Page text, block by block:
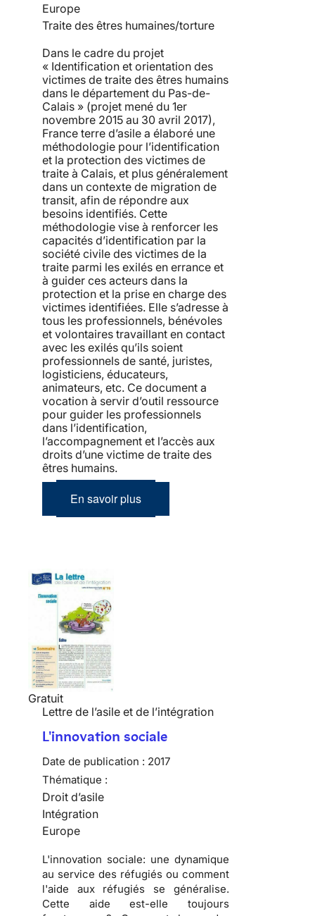
Europe
Traite des êtres humaines/torture
Dans le cadre du projet
« Identification et orientation des
victimes de traite des êtres humains
dans le département du Pas-de-
Calais » (projet mené du 1er
novembre 2015 au 30 avril 2017),
France terre d’asile a élaboré une
méthodologie pour l’identification
et la protection des victimes de
traite à Calais, et plus généralement
dans un contexte de migration de
transit, afin de répondre aux
besoins identifiés. Cette
méthodologie vise à renforcer les
capacités d’identification par la
société civile des victimes de la
traite parmi les exilés en errance et
à guider ces acteurs dans la
protection et la prise en charge des
victimes identifiées. Elle s’adresse à
tous les professionnels, bénévoles
et volontaires travaillant en contact
avec les exilés qu’ils soient
professionnels de santé, juristes,
logisticiens, éducateurs,
animateurs, etc. Ce document a
vocation à servir d’outil ressource
pour guider les professionnels
dans l’identification,
l’accompagnement et l’accès aux
droits d’une victime de traite des
êtres humains.
En savoir plus
Gratuit
Lettre de l’asile et de l’intégration
L'innovation sociale
Date de publication : 2017
Thématique :
Droit d’asile
Intégration
Europe
L'innovation sociale: une dynamique
au service des réfugiés ou comment
l'aide aux réfugiés se généralise.
Cette aide est-elle toujours